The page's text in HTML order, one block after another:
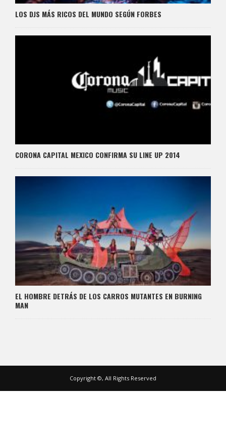
LOS DJS MÁS RICOS DEL MUNDO SEGÚN FORBES
CORONA CAPITAL MEXICO CONFIRMA SU LINE UP 2014
EL HOMBRE DETRÁS DE LOS CARROS MUTANTES EN BURNING
MAN
Copyright ©, All Rights Reserved